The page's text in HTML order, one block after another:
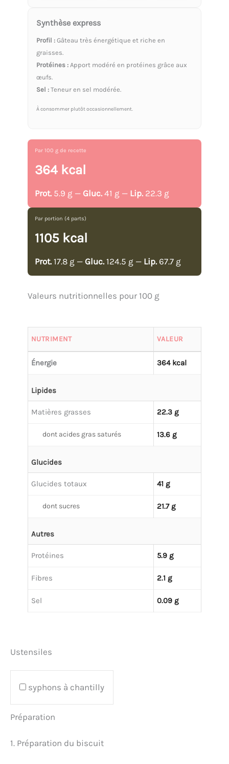
Synthèse express
Profil : Gâteau très énergétique et riche en
graisses.
Protéines : Apport modéré en protéines grâce aux
œufs.
Sel : Teneur en sel modérée.
À consommer plutôt occasionnellement.
Par 100 g de recette
364 kcal
Prot. 5.9 g — Gluc. 41 g — Lip. 22.3 g
Par portion (4 parts)
1105 kcal
Prot. 17.8 g — Gluc. 124.5 g — Lip. 67.7 g
Valeurs nutritionnelles pour 100 g
NUTRIMENT VALEUR
Énergie 364 kcal
Lipides
Matières grasses 22.3 g
dont acides gras saturés 13.6 g
Glucides
Glucides totaux 41 g
dont sucres 21.7 g
Autres
Protéines 5.9 g
Fibres 2.1 g
Sel 0.09 g
Ustensiles
syphons à chantilly
Préparation
1. Préparation du biscuit